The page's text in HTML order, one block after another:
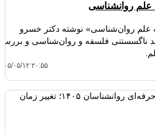
علم روان‌شناسی» نوشته دکتر خسرو
ناگسستنی فلسفه و روان‌شناسی و
۱۴۰۵/۰۵/۱۲